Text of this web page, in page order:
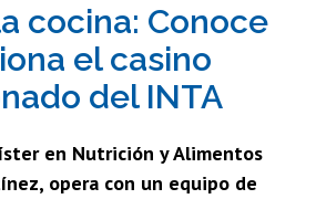
Académicas/os
Funcionarias/os
Egresadas/os
cocina: Conoce
el casino
del INTA
en Nutrición y Alimentos
opera con un equipo de